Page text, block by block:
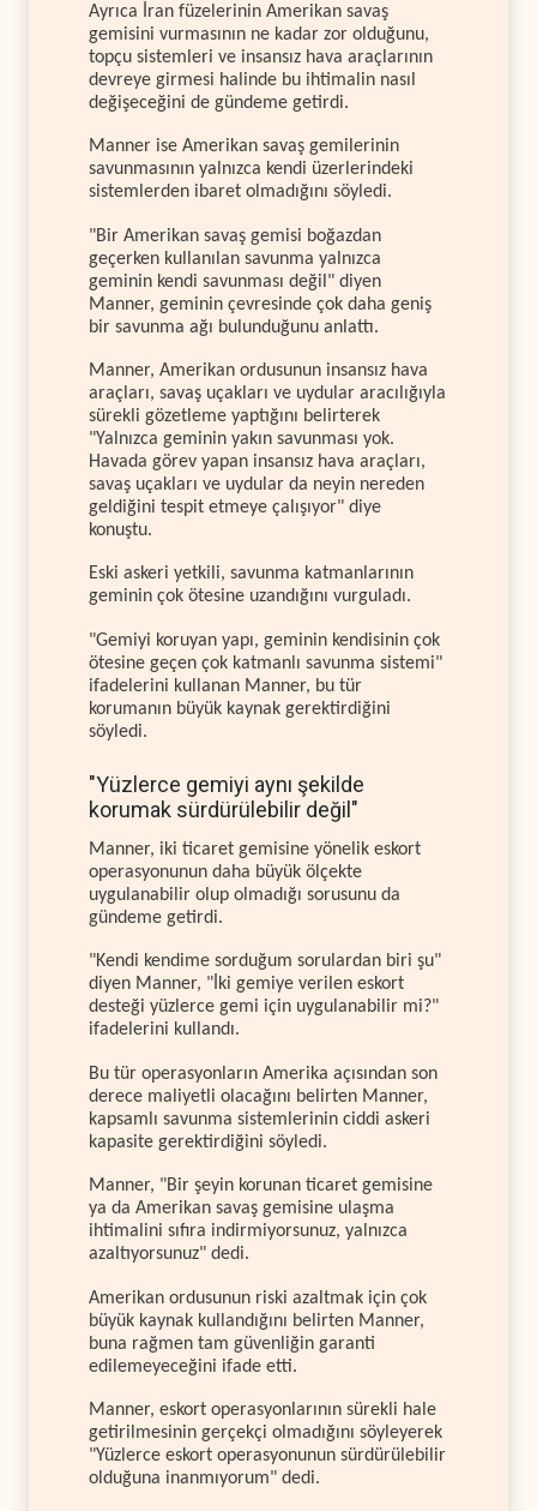
Ayrıca İran füzelerinin Amerikan savaş
gemisini vurmasının ne kadar zor olduğunu,
topçu sistemleri ve insansız hava araçlarının
devreye girmesi halinde bu ihtimalin nasıl
değişeceğini de gündeme getirdi.
Manner ise Amerikan savaş gemilerinin
savunmasının yalnızca kendi üzerlerindeki
sistemlerden ibaret olmadığını söyledi.
"Bir Amerikan savaş gemisi boğazdan
geçerken kullanılan savunma yalnızca
geminin kendi savunması değil" diyen
Manner, geminin çevresinde çok daha geniş
bir savunma ağı bulunduğunu anlattı.
Manner, Amerikan ordusunun insansız hava
araçları, savaş uçakları ve uydular aracılığıyla
sürekli gözetleme yaptığını belirterek
"Yalnızca geminin yakın savunması yok.
Havada görev yapan insansız hava araçları,
savaş uçakları ve uydular da neyin nereden
geldiğini tespit etmeye çalışıyor" diye
konuştu.
Eski askeri yetkili, savunma katmanlarının
geminin çok ötesine uzandığını vurguladı.
"Gemiyi koruyan yapı, geminin kendisinin çok
ötesine geçen çok katmanlı savunma sistemi"
ifadelerini kullanan Manner, bu tür
korumanın büyük kaynak gerektirdiğini
söyledi.
"Yüzlerce gemiyi aynı şekilde
korumak sürdürülebilir değil"
Manner, iki ticaret gemisine yönelik eskort
operasyonunun daha büyük ölçekte
uygulanabilir olup olmadığı sorusunu da
gündeme getirdi.
"Kendi kendime sorduğum sorulardan biri şu"
diyen Manner, "İki gemiye verilen eskort
desteği yüzlerce gemi için uygulanabilir mi?"
ifadelerini kullandı.
Bu tür operasyonların Amerika açısından son
derece maliyetli olacağını belirten Manner,
kapsamlı savunma sistemlerinin ciddi askeri
kapasite gerektirdiğini söyledi.
Manner, "Bir şeyin korunan ticaret gemisine
ya da Amerikan savaş gemisine ulaşma
ihtimalini sıfıra indirmiyorsunuz, yalnızca
azaltıyorsunuz" dedi.
Amerikan ordusunun riski azaltmak için çok
büyük kaynak kullandığını belirten Manner,
buna rağmen tam güvenliğin garanti
edilemeyeceğini ifade etti.
Manner, eskort operasyonlarının sürekli hale
getirilmesinin gerçekçi olmadığını söyleyerek
"Yüzlerce eskort operasyonunun sürdürülebilir
olduğuna inanmıyorum" dedi.